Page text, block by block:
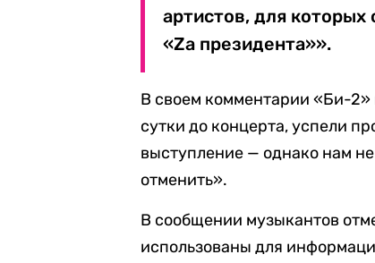
артистов, для
«Zа президента»».
В своем комментарии «Би-2»
сутки до концерта, успели
выступление — однако нам
отменить».
В сообщении музыкантов
использованы для